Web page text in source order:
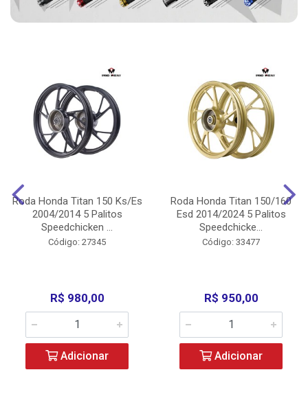
Roda Honda Titan 150 Ks/Es
2004/2014 5 Palitos
Speedchicken ...
Código: 27345
R$ 980,00
Adicionar
Roda Honda Titan 150/160
Esd 2014/2024 5 Palitos
Speedchicke...
Código: 33477
R$ 950,00
Adicionar